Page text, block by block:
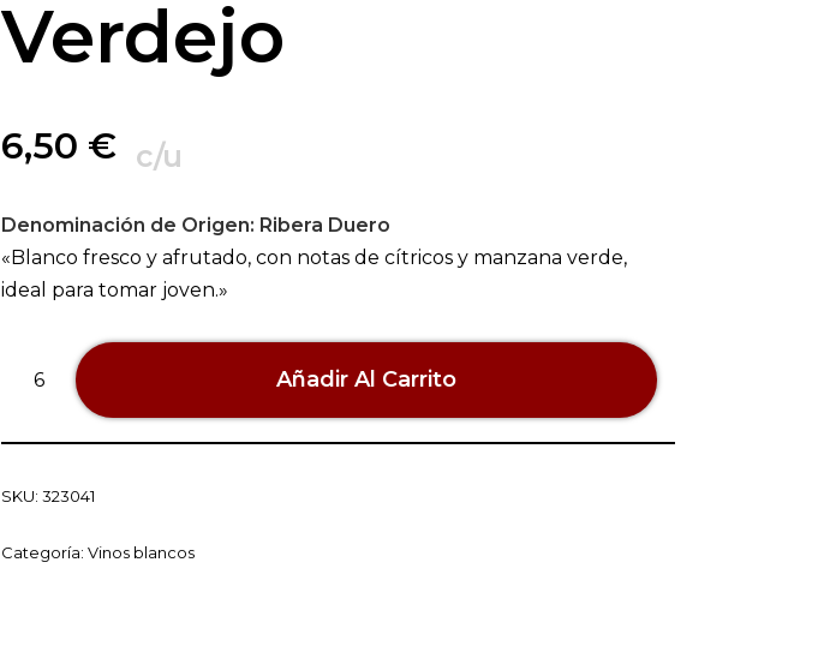
Verdejo
6,50 € c/u
Denominación de Origen: Ribera Duero
«Blanco fresco y afrutado, con notas de cítricos y manzana verde,
ideal para tomar joven.»
Añadir Al Carrito
SKU: 323041
Categoría: Vinos blancos